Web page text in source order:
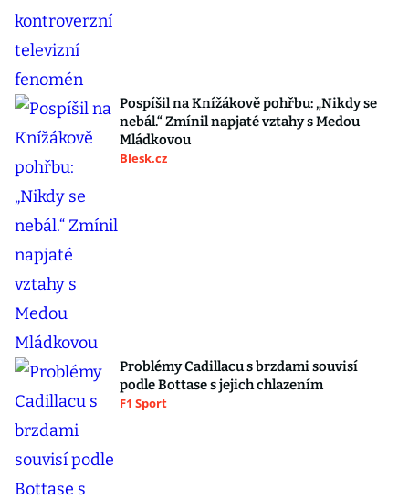
Pospíšil na Knížákově pohřbu: „Nikdy se
nebál.“ Zmínil napjaté vztahy s Medou
Mládkovou
Blesk.cz
Problémy Cadillacu s brzdami souvisí
podle Bottase s jejich chlazením
F1 Sport